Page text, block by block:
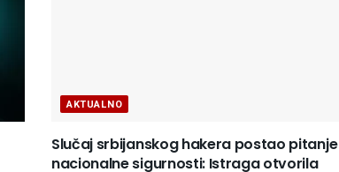
AKTUALNO
Slučaj srbijanskog hakera postao pitanje
nacionalne sigurnosti: Istraga otvorila